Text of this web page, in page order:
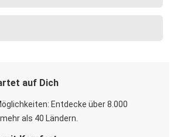
auf Dich
Entdecke über 8.000
als 40 Ländern.